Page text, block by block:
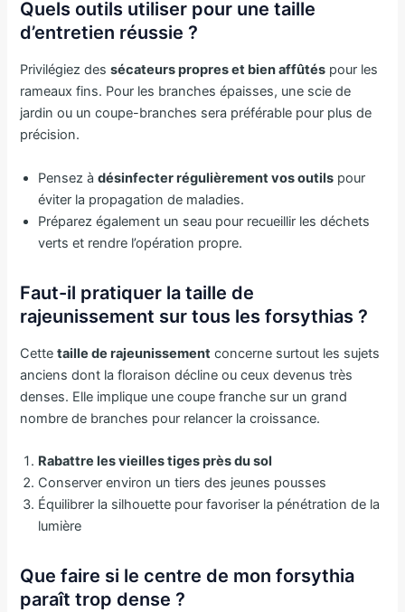
Quels outils utiliser pour une taille
d’entretien réussie ?
Privilégiez dessécateurs propres et bien affûtés pour les
rameaux fins. Pour les branches épaisses, une scie de
jardin ou un coupe-branches sera préférable pour plus de
précision.
Pensez àdésinfecter régulièrement vos outils pour
éviter la propagation de maladies.
Préparez également un seau pour recueillir les déchets
verts et rendre l’opération propre.
Faut-il pratiquer la taille de
rajeunissement sur tous les forsythias ?
Cettetaille de rajeunissement concerne surtout les sujets
anciens dont la floraison décline ou ceux devenus très
denses. Elle implique une coupe franche sur un grand
nombre de branches pour relancer la croissance.
Rabattre les vieilles tiges près du sol
Conserver environ un tiers des jeunes pousses
Équilibrer la silhouette pour favoriser la pénétration de la
lumière
Que faire si le centre de mon forsythia
paraît trop dense ?